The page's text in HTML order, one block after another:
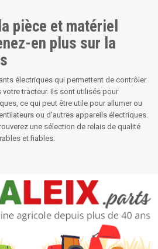
pièce et matériel
en plus sur la
électriques qui permettent de contrôler
tracteur. Ils sont utilisés pour
ce qui peut être utile pour allumer ou
ou d'autres appareils électriques.
une sélection de relais de qualité
et fiables.